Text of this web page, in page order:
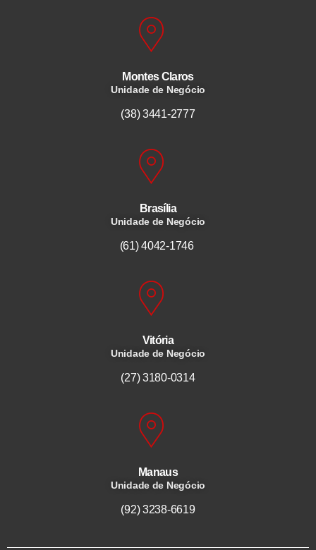
Montes Claros
Unidade de Negócio
(38) 3441-2777
Brasília
Unidade de Negócio
(61) 4042-1746
Vitória
Unidade de Negócio
(27) 3180-0314
Manaus
Unidade de Negócio
(92) 3238-6619